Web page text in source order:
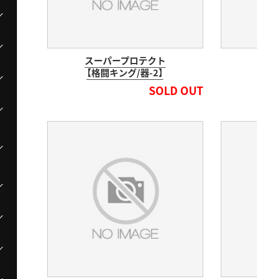
スーパープロテクト
【格闘キング/器-2】
SOLD OUT